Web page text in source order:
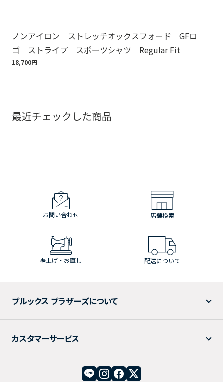
ノンアイロン ストレッチオックスフォード GFロ
ゴ ストライプ スポーツシャツ Regular Fit
18,700円
最近チェックした商品
お問い合わせ 店舗検索
裾上げ・お直し 配送について
ブルックス ブラザーズについて
カスタマーサービス